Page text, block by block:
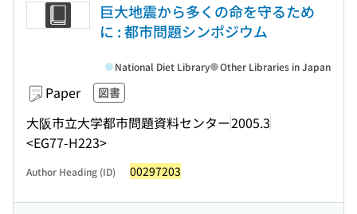
巨大地震から多くの命を守るため
に : 都市問題シンポジウム
Paper 図書
大阪市立大学都市問題資料センター2005.3
<EG77-H223>
National Diet Library Other Libraries in Japan
Author Heading (ID) 00297203